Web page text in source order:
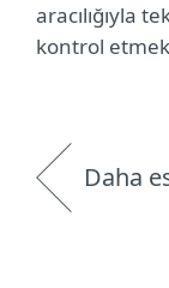
aracılığıyla
kontrol
Daha